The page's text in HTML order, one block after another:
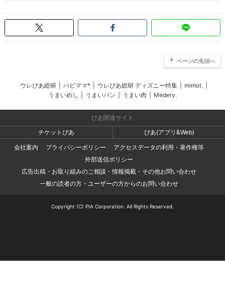
ページの先頭へ
ウレぴあ総研 ハピママ* ウレぴあ総研 ディズニー特集 mimot.
うまいめし
うまいパン うまい肉 Medery.
ぴあ関連サイト
チケットぴあ
ぴあ(アプリ&Web)
会社案内
プライバシーポリシー
アクセスデータの利用・著作権等
外部送信ポリシー
広告出稿・お取り組みのご相談・情報掲載・その他お問い合わせ
一般の読者の方・ユーザーの方からのお問い合わせ
Copyright (C) PIA Corporation. All Rights Reserved.